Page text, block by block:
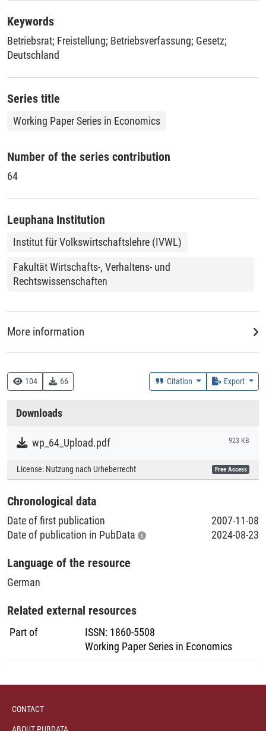
104 66 Citation Export
Downloads
wp_64_Upload.pdf 923 KB
License: Nutzung nach Urheberrecht Free Access
Chronological data
Date of first publication
2007-11-08
Date of publication in PubData
2024-08-23
Language of the resource
German
Related external resources
Part of ISSN: 1860-5508
Working Paper Series in Economics
Beschäftigungswachstums von Betrieben an diesen
Schwellen geführt hat. Sowohl deskriptive als auch die
ökonometrische Analysen deuten darauf hin, dass weder die
alte noch die neue Freistellungsschwelle einen Einfluss auf
das Beschäftigungswachstum von Betrieben hatte. Gleiches
gilt für die gesetzliche Änderung des Schwellenwerts.
Keywords
Betriebsrat; Freistellung; Betriebsverfassung; Gesetz;
Deutschland
Series title
Working Paper Series in Economics
Number of the series contribution
64
Leuphana Institution
Institut für Volkswirtschaftslehre (IVWL)
Fakultät Wirtschafts-, Verhaltens- und
Rechtswissenschaften
More information
330 :: Wirtschaft
Creation Context
Collections
Literaturpublikationen
CONTACT